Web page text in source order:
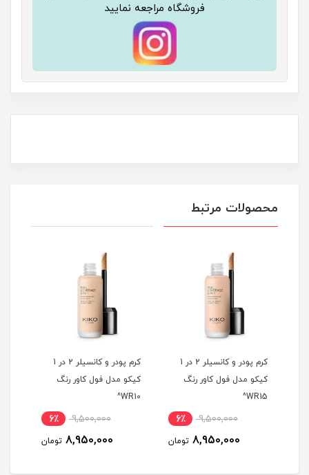
فروشگاه مراجعه نمایید
محصولات مرتبط
کرم پودر و کانسیلر 2 در 1
کیکو مدل فول کاور رنگ
WR15^
9,500,000 6٪
8,950,000 تومان
کرم پودر و کانسیلر 2 در 1
کیکو مدل فول کاور رنگ
WR10^
9,500,000 6٪
8,950,000 تومان